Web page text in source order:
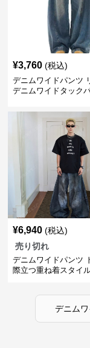
¥3,760 (税込)
デニムワイドパンツ
デニムワイドタック
¥6,940 (税込)
売り切れ
デニムワイドパンツ
際立つ重ね着スタイ
デニム